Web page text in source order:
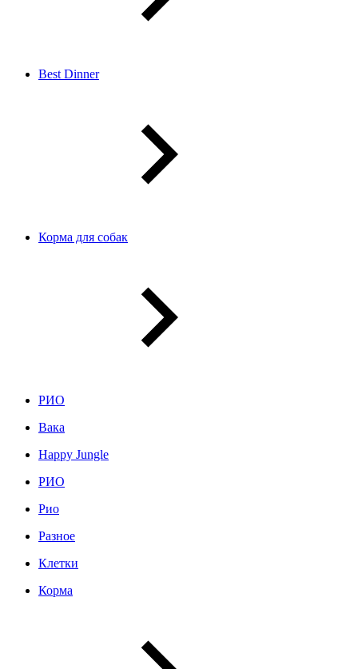
Best Dinner
Корма для собак
РИО
Вака
Happy Jungle
РИО
Рио
Разное
Клетки
Корма